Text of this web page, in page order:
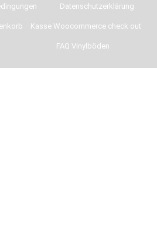
Datenschutzerklärung
Kasse Woocommerce check out
FAQ Vinylböden